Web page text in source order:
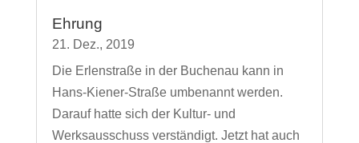
Ehrung
21. Dez., 2019
Die Erlenstraße in der Buchenau kann in
Hans-Kiener-Straße umbenannt werden.
Darauf hatte sich der Kultur- und
Werksausschuss verständigt. Jetzt hat auch